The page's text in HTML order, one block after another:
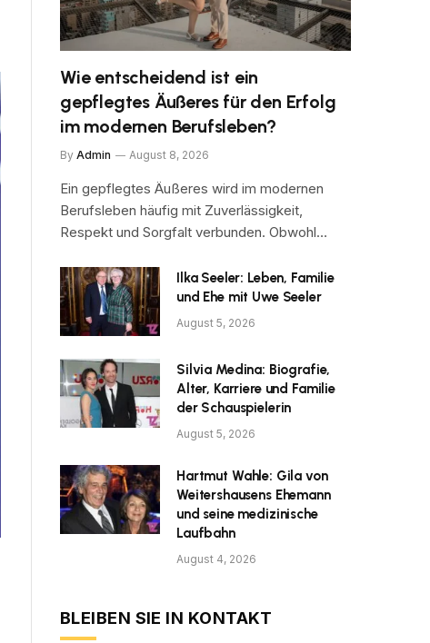
Wie entscheidend ist ein
gepflegtes Äußeres für den Erfolg
im modernen Berufsleben?
By Admin August 8, 2026
Ein gepflegtes Äußeres wird im modernen
Berufsleben häufig mit Zuverlässigkeit,
Respekt und Sorgfalt verbunden. Obwohl…
Ilka Seeler: Leben, Familie
und Ehe mit Uwe Seeler
August 5, 2026
Silvia Medina: Biografie,
Alter, Karriere und Familie
der Schauspielerin
August 5, 2026
Hartmut Wahle: Gila von
Weitershausens Ehemann
und seine medizinische
Laufbahn
August 4, 2026
BLEIBEN SIE IN KONTAKT